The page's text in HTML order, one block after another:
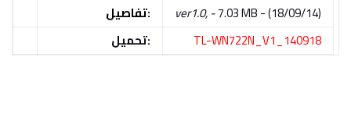
تفاصيل: ver1.0, -7.03 MB - (18/09/14)
تحميل:
TL-WN722N_V1_140918